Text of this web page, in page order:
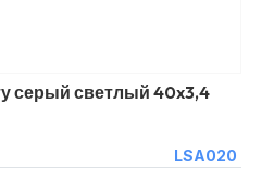
серый светлый 40x3,4
LSA020